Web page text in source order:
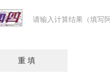
请输入计算结果（填写